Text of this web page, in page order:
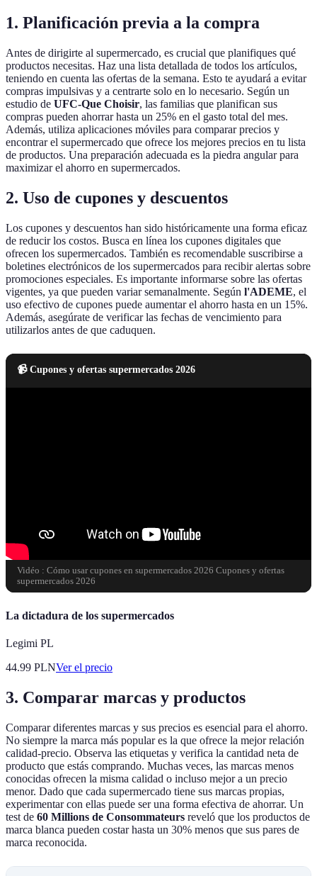
1. Planificación previa a la compra
Antes de dirigirte al supermercado, es crucial que planifiques qué
productos necesitas. Haz una lista detallada de todos los artículos,
teniendo en cuenta las ofertas de la semana. Esto te ayudará a evitar
compras impulsivas y a centrarte solo en lo necesario. Según un
estudio de UFC-Que Choisir, las familias que planifican sus
compras pueden ahorrar hasta un 25% en el gasto total del mes.
Además, utiliza aplicaciones móviles para comparar precios y
encontrar el supermercado que ofrece los mejores precios en tu lista
de productos. Una preparación adecuada es la piedra angular para
maximizar el ahorro en supermercados.
2. Uso de cupones y descuentos
Los cupones y descuentos han sido históricamente una forma eficaz
de reducir los costos. Busca en línea los cupones digitales que
ofrecen los supermercados. También es recomendable suscribirse a
boletines electrónicos de los supermercados para recibir alertas sobre
promociones especiales. Es importante informarse sobre las ofertas
vigentes, ya que pueden variar semanalmente. Según l'ADEME, el
uso efectivo de cupones puede aumentar el ahorro hasta en un 15%.
Además, asegúrate de verificar las fechas de vencimiento para
utilizarlos antes de que caduquen.
📹 Cupones y ofertas supermercados 2026
Vidéo : Cómo usar cupones en supermercados 2026 Cupones y ofertas
supermercados 2026
La dictadura de los supermercados
Legimi PL
44.99 PLNVer el precio
3. Comparar marcas y productos
Comparar diferentes marcas y sus precios es esencial para el ahorro.
No siempre la marca más popular es la que ofrece la mejor relación
calidad-precio. Observa las etiquetas y verifica la cantidad neta de
producto que estás comprando. Muchas veces, las marcas menos
conocidas ofrecen la misma calidad o incluso mejor a un precio
menor. Dado que cada supermercado tiene sus marcas propias,
experimentar con ellas puede ser una forma efectiva de ahorrar. Un
test de 60 Millions de Consommateurs reveló que los productos de
marca blanca pueden costar hasta un 30% menos que sus pares de
marca reconocida.